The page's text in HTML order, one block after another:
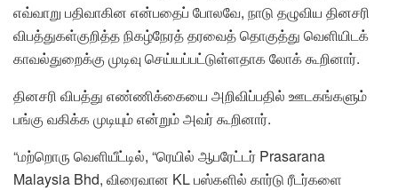
எவ்வாறு பதிவாகின என்பதைப் போலவே, நாடு தழுவிய தினசரி
விபத்துகள்குறித்த நிகழ்நேரத் தரவைத் தொகுத்து வெளியிடக்
காவல்துறைக்கு முடிவு செய்யப்பட்டுள்ளதாக லோக் கூறினார்.
தினசரி விபத்து எண்ணிக்கையை அறிவிப்பதில் ஊடகங்களும்
பங்கு வகிக்க முடியும் என்றும் அவர் கூறினார்.
“மற்றொரு வெளியீட்டில், “ரெயில் ஆபரேட்டர் Prasarana
Malaysia Bhd, விரைவான KL பஸ்களில் கார்டு ரீடர்களை